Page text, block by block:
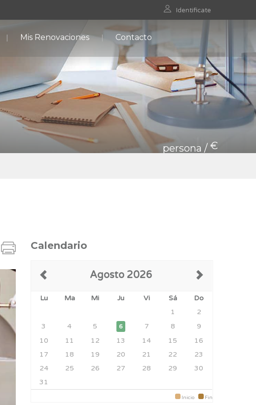
Identificate
Mis Renovaciones Contacto
persona / €
Calendario
Agosto 2026
Lu Ma Mi Ju Vi Sá
Do
1
2
3
4 5 6 7 8
9
10
11 12 13 14 15
16
17
18 19 20 21 22
23
24
25 26 27 28 29
30
31
Inicio Fin